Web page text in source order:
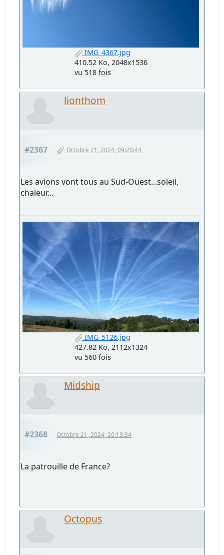
IMG_4367.jpg
410.52 Ko, 2048x1536
vu 518 fois
lionthom
#2367 Octobre 21, 2024, 09:20:44
Les avions vont tous au Sud-Ouest...soleil,
chaleur...
IMG_5126.jpg
427.82 Ko, 2112x1324
vu 560 fois
Midship
#2368 Octobre 21, 2024, 20:13:34
La patrouille de France?
Octopus